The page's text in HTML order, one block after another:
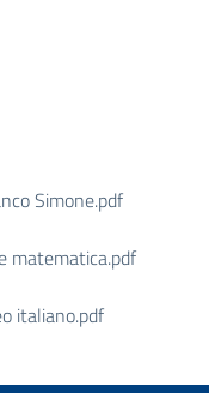
Simone.pdf
matematica.pdf
italiano.pdf